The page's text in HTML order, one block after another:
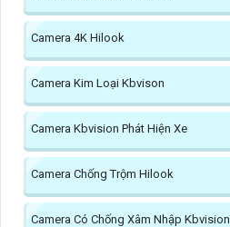
Camera 4K Hilook
Camera Kim Loại Kbvison
Camera Kbvision Phát Hiện Xe
Camera Chống Trộm Hilook
Camera Có Chống Xâm Nhập Kbvision